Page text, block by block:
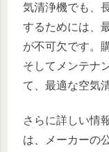
気清浄機でも、
するためには、
が不可欠です。
そしてメンテナ
て、最適な空気
さらに詳しい情
は、メーカーの